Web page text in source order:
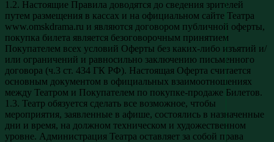
1.2. Настоящие Правила доводятся до сведения зрителей
путем размещения в кассах и на официальном сайте Театра
www.omskdrama.ru и являются договором публичной оферты,
покупка билета является безоговорочным принятием
Покупателем всех условий Оферты без каких-либо изъятий и/
или ограничений и равносильно заключению письменного
договора (ч.3 ст. 434 ГК РФ). Настоящая Оферта считается
основным документом в официальных взаимоотношениях
между Театром и Покупателем по покупке-продаже Билетов.
1.3. Театр обязуется сделать все возможное, чтобы
мероприятия, заявленные в афише, состоялись в назначенные
дни и время, на должном техническом и художественном
уровне. Администрация Театра оставляет за собой права